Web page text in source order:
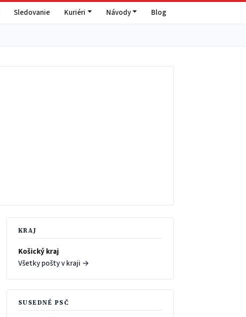
Sledovanie Kuriéri Návody Blog
KRAJ
Košický kraj
Všetky pošty v kraji →
SUSEDNÉ PSČ